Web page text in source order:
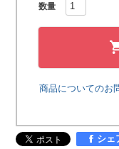
商品についてのお
シェ